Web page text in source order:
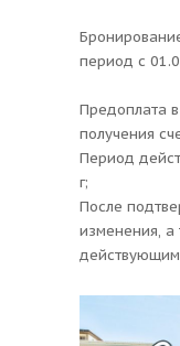
период с
Предоплата
получения
Период
г;
После
изменения, а
действующим